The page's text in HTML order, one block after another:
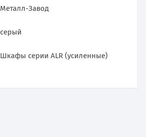
Металл-Завод
серый
Шкафы серии ALR (усиленные)